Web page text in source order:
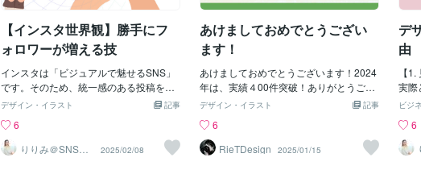
毎回少しずつ変わっていると、違和感が
生まれる場合があります。ちなみに、女
性に人気のフェミニン色合わせは、こち
ら↓↓↓ブランドイメージに合わせた色選
びのポイントブランドカラーを選ぶとき
は、まず自分のブランドをターゲットに
対して何を伝えたいのか、どんな印象を
しょう。とにかくターゲット目線で全て
決めていく。そして、インスタの中で決
める場合は、同ジャンルでは、どんな色
ンスよく埋めていくイメージで投稿の全
体像を理解しながらフォロワーさんに喜
んでもらえる投稿を時短で作っていきま
しょう。こんなテンプレートもありま
す。大変ご好評いただいております✨✨
藤川りりみ
ト
通点
あな
る、
を
を3
面
の並
実は
基
【インスタ世界観】勝手にフ
ォロワーが増える技
インスタは「ビジュアルで魅せるSNS」
です。そのため、統一感のある投稿を続
けていると、ユーザーが「このアカウン
ーしたくなります。【１・色を整えない
→ 統一感ゼロに見える！】投稿のカラー
が毎回違うと、フィード全体の印象がバ
記事
デザイン・イラスト
6
りりみ＠SNSイ
ンスタ運用
2025/02/08
あけましておめでとうござい
ます！
あけましておめでとうございます！2024
年は、実績４00件突破！ありがとうござ
います！ 2021年よりスタートさせていた
でたくさんのご依頼をいただき、実績40
0件を超え、2024年もプラチナランクを
継続させていただくことができました。
記事
デザイン・イラスト
6
RieTDesign
2025/01/15
デ
由
【
実際
言
りま
いる
も
ビジ
6